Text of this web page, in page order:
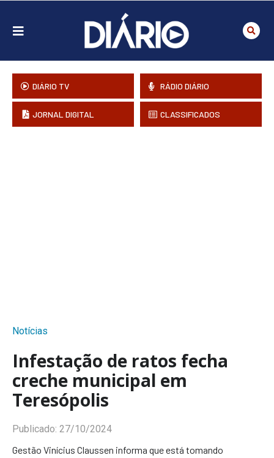
DIÁRIO TV RÁDIO DIÁRIO
JORNAL DIGITAL CLASSIFICADOS
Notícias
Infestação de ratos fecha
creche municipal em
Teresópolis
Publicado: 27/10/2024
Gestão Vinícius Claussen informa que está tomando